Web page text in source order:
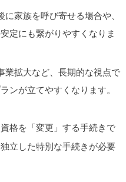
に家族を呼び寄せる場合や、
定にも繋がりやすくなりま
業拡大など、長期的な視点で
ンが立てやすくなります。
格を「変更」する手続きで
立した特別な手続き が必要